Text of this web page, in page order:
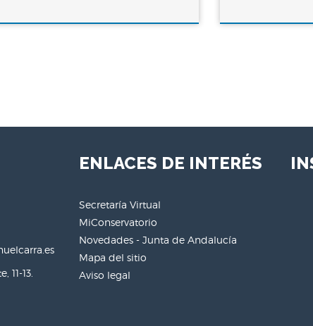
11-13.
ENLACES DE INTERÉS
Secretaría Virtual
MiConservatorio
Novedades - Junta de Andalucía
Mapa del sitio
Aviso legal